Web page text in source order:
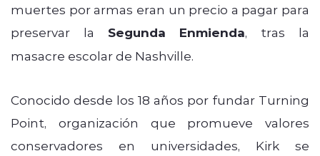
muertes por armas eran un precio a pagar para
preservar la Segunda Enmienda, tras la
masacre escolar de Nashville.
Conocido desde los 18 años por fundar Turning
Point, organización que promueve valores
conservadores en universidades, Kirk se